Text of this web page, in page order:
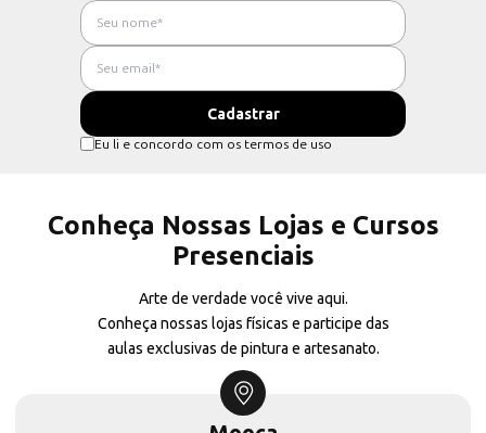
Eu li e concordo com os termos de uso
Conheça Nossas Lojas e Cursos
Presenciais
Arte de verdade você vive aqui.
Conheça nossas lojas físicas e participe das
aulas exclusivas de pintura e artesanato.